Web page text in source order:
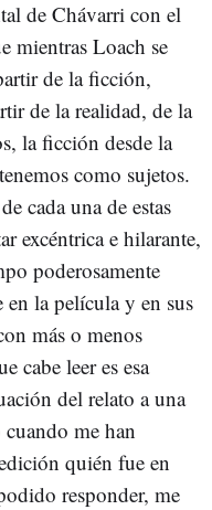
de Chávarri con el
mientras Loach se
de la ficción,
de la realidad, de la
la ficción desde la
como sujetos.
cada una de estas
excéntrica e hilarante,
poderosamente
la película y en sus
más o menos
cabe leer es esa
del relato a una
me han
quién fue en
responder, me